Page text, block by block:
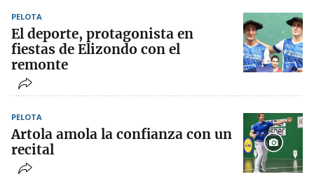
PELOTA
El deporte, protagonista en
fiestas de Elizondo con el
remonte
PELOTA
Artola amola la confianza con un
recital